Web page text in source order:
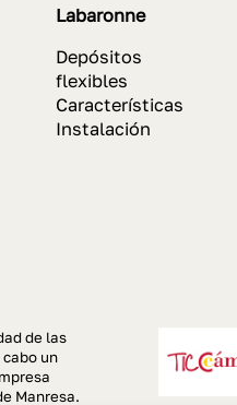
Labaronne
Depósitos
flexibles
Características
Instalación
de las
un
Manresa.